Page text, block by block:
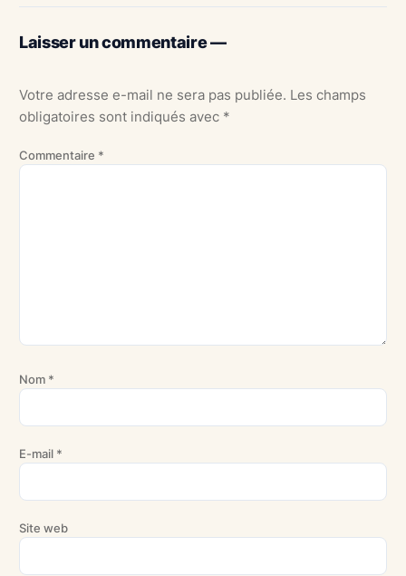
Laisser un commentaire —
Votre adresse e-mail ne sera pas publiée. Les champs
obligatoires sont indiqués avec *
Commentaire *
Nom *
E-mail *
Site web